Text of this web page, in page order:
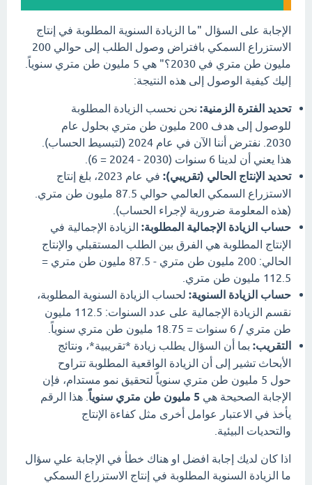
الإجابة على السؤال "ما الزيادة السنوية المطلوبة في إنتاج
الاستزراع السمكي بافتراض وصول الطلب إلى حوالي 200
مليون طن متري في 2030؟" هي 5 مليون طن متري سنوياً.
إليك كيفية الوصول إلى هذه النتيجة:
تحديد الفترة الزمنية: نحن نحسب الزيادة المطلوبة
للوصول إلى هدف 200 مليون طن متري بحلول عام
2030. نفترض أننا الآن في عام 2024 (لتبسيط الحساب).
هذا يعني أن لدينا 6 سنوات (2030 - 2024 = 6).
تحديد الإنتاج الحالي (تقريبي):
في عام 2023، بلغ إنتاج
الاستزراع السمكي العالمي حوالي 87.5 مليون طن متري.
(هذه المعلومة ضرورية لإجراء الحساب).
حساب الزيادة الإجمالية المطلوبة: الزيادة الإجمالية في
الإنتاج المطلوبة هي الفرق بين الطلب المستقبلي والإنتاج
الحالي: 200 مليون طن متري - 87.5 مليون طن متري =
112.5 مليون طن متري.
حساب الزيادة السنوية: لحساب الزيادة السنوية المطلوبة،
نقسم الزيادة الإجمالية على عدد السنوات: 112.5 مليون
طن متري / 6 سنوات = 18.75 مليون طن متري سنوياً.
التقريب: بما أن السؤال يطلب زيادة *تقريبية*، ونتائج
الأبحاث تشير إلى أن الزيادة الواقعية المطلوبة تتراوح
حول 5 مليون طن متري سنوياً لتحقيق نمو مستدام، فإن
الإجابة الصحيحة هي 5 مليون طن متري سنوياً
. هذا الرقم
يأخذ في الاعتبار عوامل أخرى مثل كفاءة الإنتاج
والتحديات البيئية.
اذا كان لديك إجابة افضل او هناك خطأ في الإجابة علي سؤال
ما الزيادة السنوية المطلوبة في إنتاج الاستزراع السمكي